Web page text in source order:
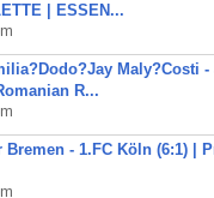
| ESSEN...
Maly?Costi -
R...
Bremen - 1.FC Köln (6:1) |